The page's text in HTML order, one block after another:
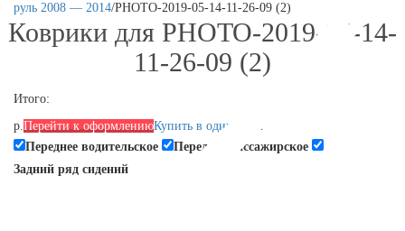
руль 2008 — 2014/PHOTO-2019-05-14-11-26-09 (2)
Коврики для PHOTO-2019-05-14-
11-26-09 (2)
Итого:
р.Перейти к оформлениюКупить в один клик
Переднее водительское
Переднее пассажирское
Задний ряд сидений